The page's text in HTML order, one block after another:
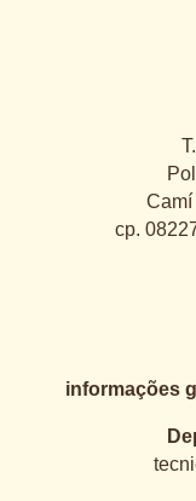
Camí
cp.
informações